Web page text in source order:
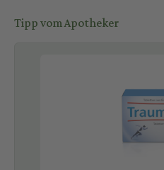
Tipp vom Apotheker